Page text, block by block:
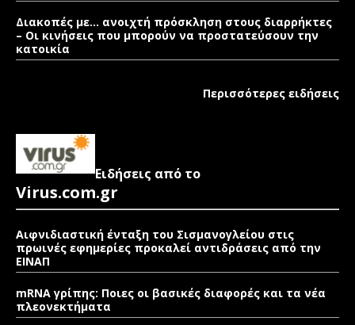
Διακοπές με… ανοιχτή πρόσκληση στους διαρρήκτες
– Οι κινήσεις που μπορούν να προστατεύσουν την
κατοικία
Περισσότερες ειδήσεις
Ειδήσεις από το
Virus.com.gr
Αιφνιδιαστική ένταξη του Σισμανογλείου στις
πρωινές εφημερίες προκαλεί αντιδράσεις από την
ΕΙΝΑΠ
mRNA γρίπης: Ποιες οι βασικές διαφορές και τα νέα
πλεονεκτήματα